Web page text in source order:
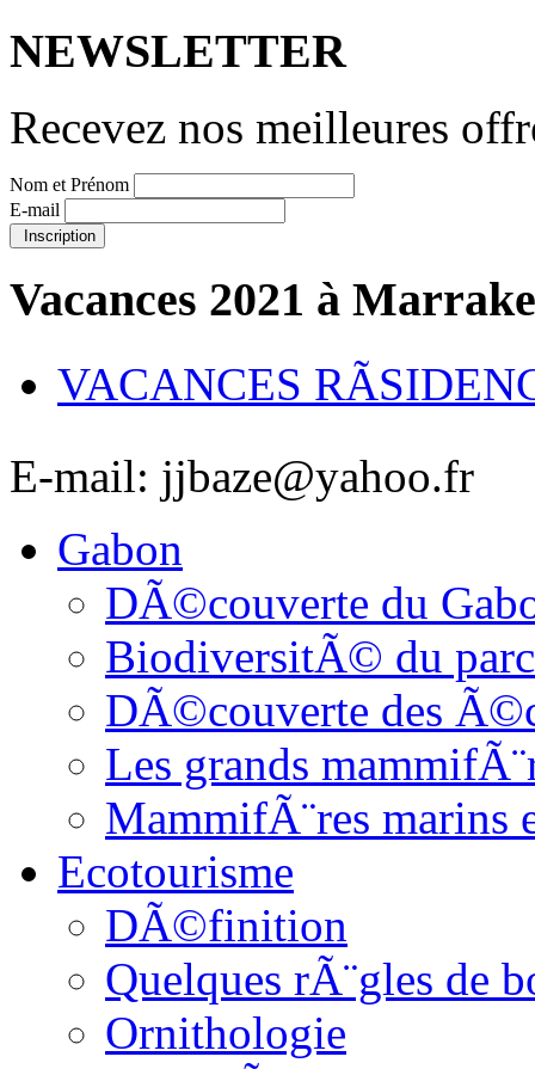
NEWSLETTER
Recevez nos meilleures
Nom et Prénom
E-mail
Inscription
Vacances 2021 à
VACANCES
E-mail: jjbaze@yahoo.fr
Gabon
DÃ©couverte du
BiodiversitÃ© du
DÃ©couverte des
Les grands
MammifÃ¨res marins
Ecotourisme
DÃ©finition
Quelques rÃ¨gles de
Ornithologie